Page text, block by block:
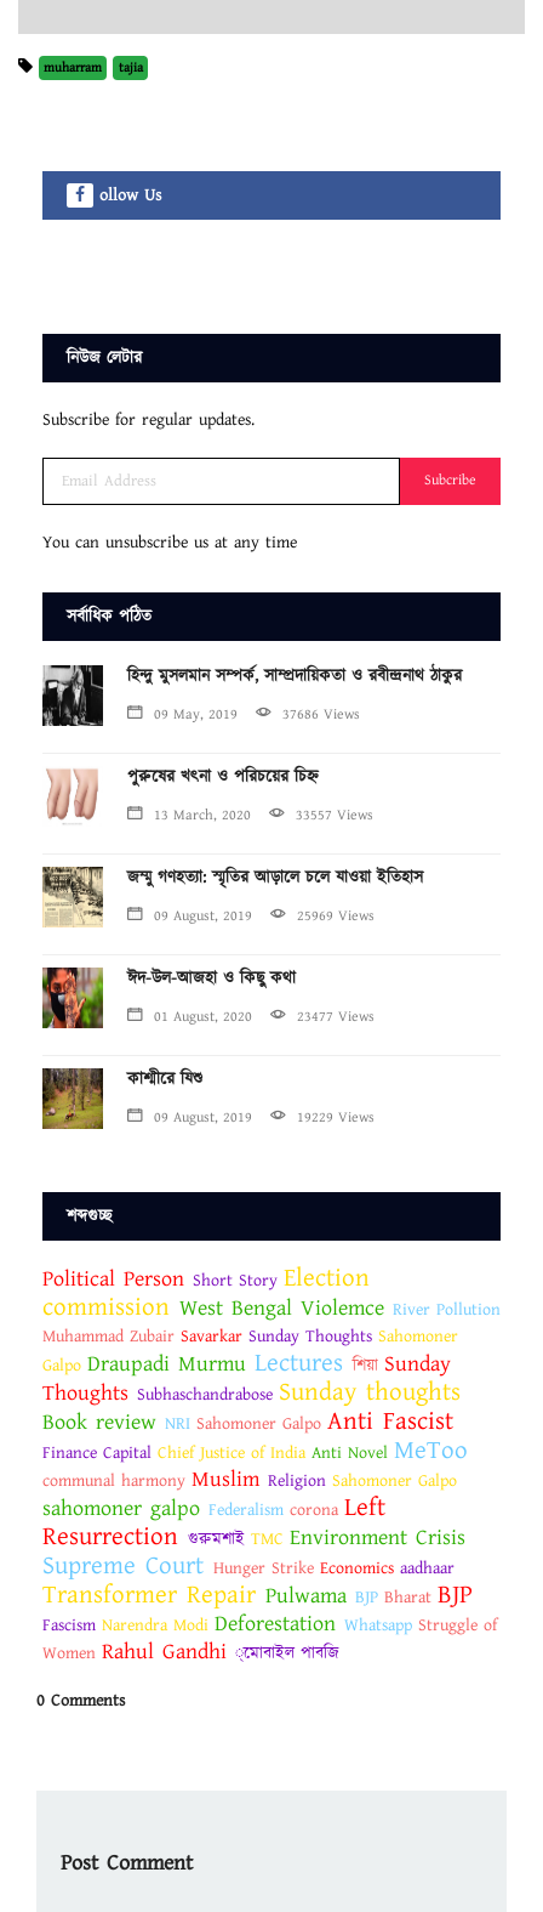
muharram tajia
ollow Us
নিউজ লেটার
Subscribe for regular updates.
Subcribe
You can unsubscribe us at any time
সর্বাধিক পঠিত
হিন্দু মুসলমান সম্পর্ক, সাম্প্রদায়িকতা ও রবীন্দ্রনাথ ঠাকুর
09 May, 2019 37686 Views
পুরুষের খৎনা ও পরিচয়ের চিহ্ন
13 March, 2020 33557 Views
জম্মু গণহত্যা: স্মৃতির আড়ালে চলে যাওয়া ইতিহাস
09 August, 2019 25969 Views
ঈদ-উল-আজহা ও কিছু কথা
01 August, 2020 23477 Views
কাশ্মীরে যিশু
09 August, 2019 19229 Views
শব্দগুচ্ছ
Political Person Short Story Election
commission West Bengal Violemce River Pollution
Muhammad Zubair Savarkar Sunday Thoughts Sahomoner
Galpo Draupadi Murmu Lectures শিয়া Sunday
Thoughts Subhaschandrabose Sunday thoughts
Book review NRI Sahomoner Galpo Anti Fascist
Finance Capital Chief Justice of India Anti Novel MeToo
communal harmony Muslim Religion Sahomoner Galpo
sahomoner galpo Federalism corona Left
Resurrection গুরুমশাই TMC Environment Crisis
Supreme Court Hunger Strike Economics aadhaar
Transformer Repair Pulwama BJP Bharat BJP
Fascism Narendra Modi Deforestation Whatsapp Struggle of
Women Rahul Gandhi ্মোবাইল পাবজি
0 Comments
Post Comment